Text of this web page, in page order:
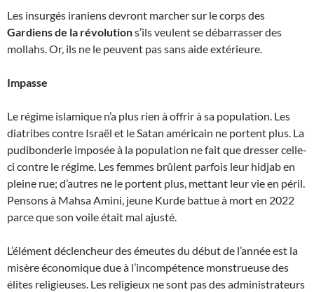
Les insurgés iraniens devront marcher sur le corps des
Gardiens de la révolutions’ils veulent se débarrasser des
mollahs. Or, ils ne le peuvent pas sans aide extérieure.
Impasse
Le régime islamique n’a plus rien à offrir à sa population. Les
diatribes contre Israël et le Satan américain ne portent plus. La
pudibonderie imposée à la population ne fait que dresser celle-
ci contre le régime. Les femmes brûlent parfois leur hidjab en
pleine rue; d’autres ne le portent plus, mettant leur vie en péril.
Pensons à Mahsa Amini, jeune Kurde battue à mort en 2022
parce que son voile était mal ajusté.
L’élément déclencheur des émeutes du début de l’année est la
misère économique due à l’incompétence monstrueuse des
élites religieuses. Les religieux ne sont pas des administrateurs